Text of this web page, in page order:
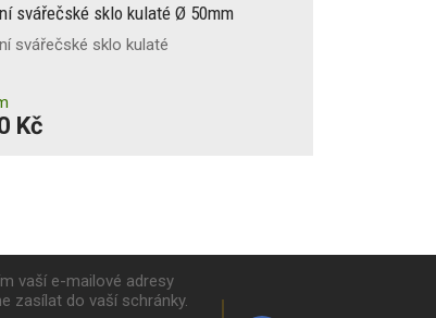
svářečské sklo kulaté Ø 50mm
svářečské sklo kulaté
Kč
vaší e-mailové adresy
zasílat do vaší schránky.